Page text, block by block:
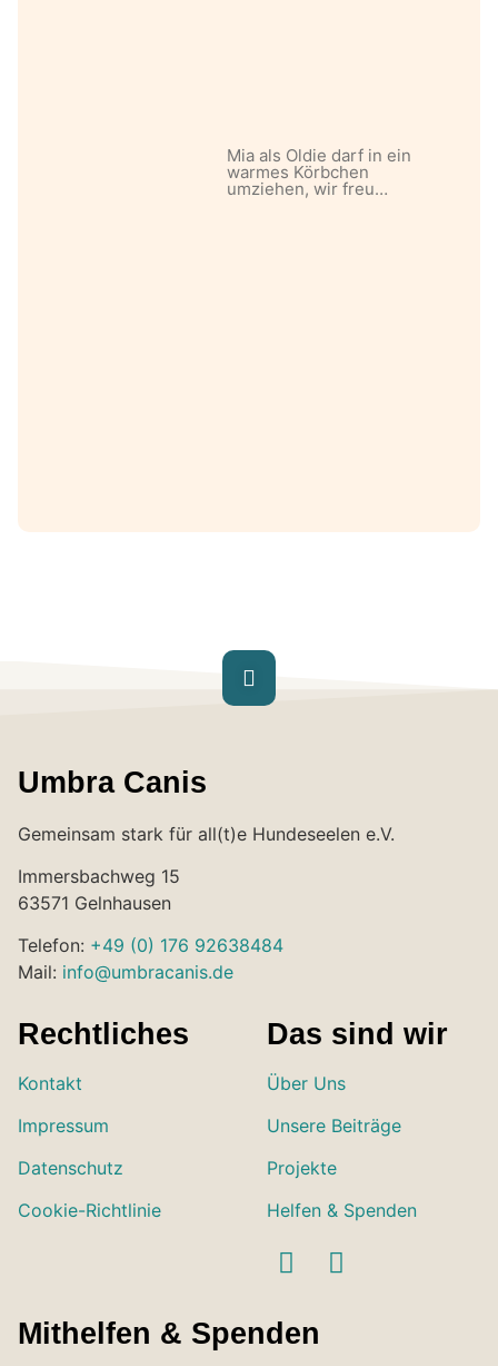
Mia als Oldie darf in ein
warmes Körbchen
umziehen, wir freu…
Umbra Canis
Gemeinsam stark für all(t)e Hundeseelen e.V.
Immersbachweg 15
63571 Gelnhausen
Telefon: +49 (0) 176 92638484
Mail: info@umbracanis.de
Rechtliches
Kontakt
Impressum
Datenschutz
Cookie-Richtlinie
Das sind wir
Über Uns
Unsere Beiträge
Projekte
Helfen & Spenden
Mithelfen & Spenden